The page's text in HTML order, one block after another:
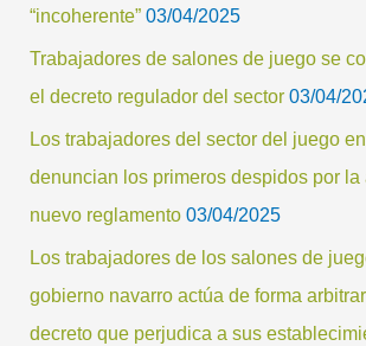
o
:
“incoherente” 03/04/2025
Trabajadores de salones de juego se
el decreto regulador del sector 03/04/
Los trabajadores del sector del juego
denuncian los primeros despidos por la
nuevo reglamento 03/04/2025
Los trabajadores de los salones de
gobierno navarro actúa de forma
decreto que perjudica a sus